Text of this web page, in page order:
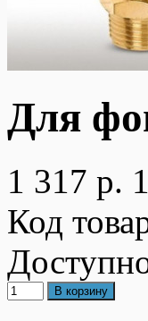
Для
1 317 р.
Код